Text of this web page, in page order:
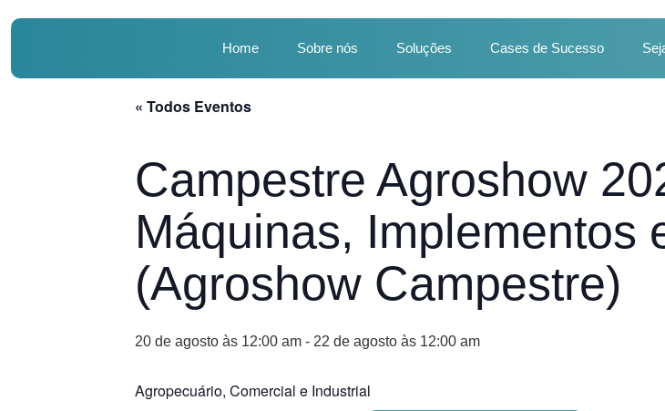
Home Sobre nós Soluções Cases de Sucesso
« Todos Eventos
Campestre Agroshow
Máquinas, Implementos
(Agroshow Campestre)
20 de agosto às 12:00 am - 22 de agosto às 12:00 am
Agropecuário, Comercial e Industrial